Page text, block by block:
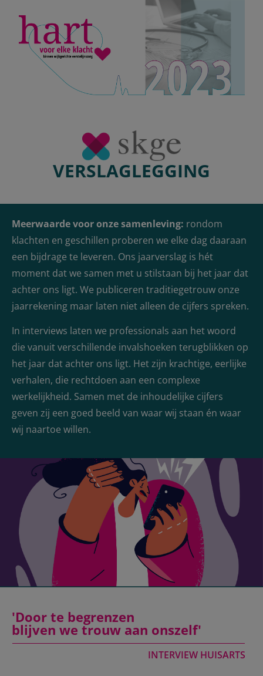
VERSLAGLEGGING
Meerwaarde voor onze samenleving: rondom
klachten en geschillen proberen we elke dag daaraan
een bijdrage te leveren. Ons jaarverslag is hét
moment dat we samen met u stilstaan bij het jaar dat
achter ons ligt. We publiceren traditiegetrouw onze
jaarrekening maar laten niet alleen de cijfers spreken.
In interviews laten we professionals aan het woord
die vanuit verschillende invalshoeken terugblikken op
het jaar dat achter ons ligt. Het zijn krachtige, eerlijke
verhalen, die rechtdoen aan een complexe
werkelijkheid. Samen met de inhoudelijke cijfers
geven zij een goed beeld van waar wij staan én waar
wij naartoe willen.
'Door te begrenzen
blijven we trouw aan onszelf'
INTERVIEW HUISARTS